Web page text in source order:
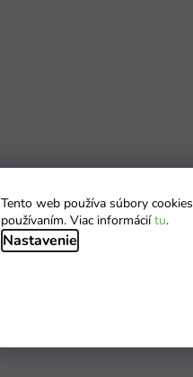
Tento web používa súbory
používaním. Viac informáciítu.
Nastavenie